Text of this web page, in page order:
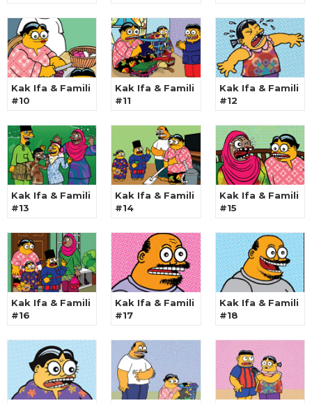
Kak Ifa & Famili
#10
Kak Ifa & Famili
#11
Kak Ifa & Famili
#12
Kak Ifa & Famili
#13
Kak Ifa & Famili
#14
Kak Ifa & Famili
#15
Kak Ifa & Famili
#16
Kak Ifa & Famili
#17
Kak Ifa & Famili
#18